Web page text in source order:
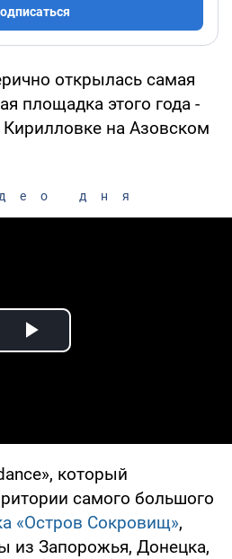
открылась самая
площадка этого года -
Кирилловке на Азовском
дня
Play Video
который
самого большого
«Остров Сокровищ»,
из Запорожья, Донецка,